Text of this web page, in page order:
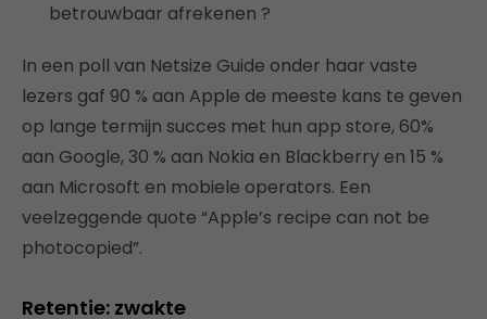
betrouwbaar afrekenen ?
In een poll van Netsize Guide onder haar vaste
lezers gaf 90 % aan Apple de meeste kans te geven
op lange termijn succes met hun app store, 60%
aan Google, 30 % aan Nokia en Blackberry en 15 %
aan Microsoft en mobiele operators. Een
veelzeggende quote “Apple’s recipe can not be
photocopied”.
Retentie: zwakte